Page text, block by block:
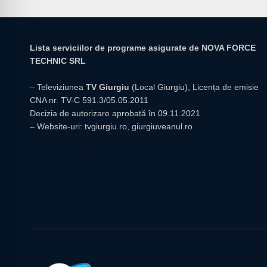
Lista serviciilor de programe asigurate de NOVA FORCE
TECHNIC SRL
– Televiziunea TV Giurgiu (Local Giurgiu), Licența de emisie
CNA nr. TV-C 591.3/05.05.2011
Decizia de autorizare aprobată în 09.11.2021
– Website-uri: tvgiurgiu.ro giurgiuveanul.ro